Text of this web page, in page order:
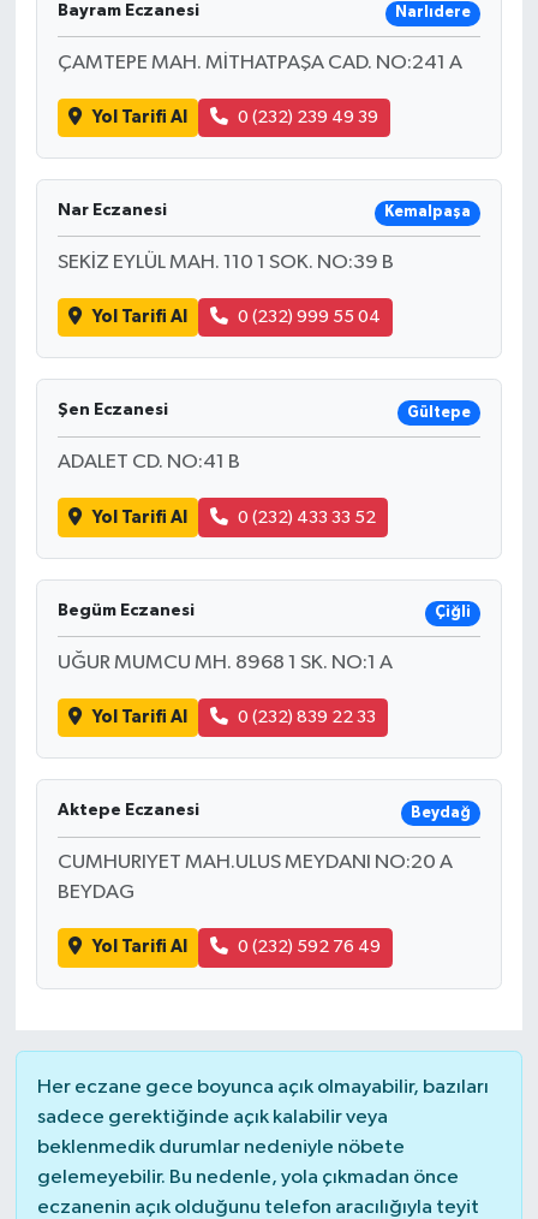
Bayram Eczanesi Narlıdere
ÇAMTEPE MAH. MİTHATPAŞA CAD. NO:241 A
Yol Tarifi Al 0 (232) 239 49 39
Nar Eczanesi Kemalpaşa
SEKİZ EYLÜL MAH. 110 1 SOK. NO:39 B
Yol Tarifi Al 0 (232) 999 55 04
Şen Eczanesi Gültepe
ADALET CD. NO:41 B
Yol Tarifi Al 0 (232) 433 33 52
Begüm Eczanesi Çiğli
UĞUR MUMCU MH. 8968 1 SK. NO:1 A
Yol Tarifi Al 0 (232) 839 22 33
Aktepe Eczanesi Beydağ
CUMHURIYET MAH.ULUS MEYDANI NO:20 A
BEYDAG
Yol Tarifi Al 0 (232) 592 76 49
Her eczane gece boyunca açık olmayabilir, bazıları
sadece gerektiğinde açık kalabilir veya
beklenmedik durumlar nedeniyle nöbete
gelemeyebilir. Bu nedenle, yola çıkmadan önce
eczanenin açık olduğunu telefon aracılığıyla teyit